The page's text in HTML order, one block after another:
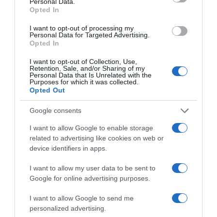
Opted In
I want to opt-out of processing my
Personal Data for Targeted Advertising.
Opted In
I want to opt-out of Collection, Use,
Retention, Sale, and/or Sharing of my
Personal Data that Is Unrelated with the
Purposes for which it was collected.
Opted Out
Google consents
I want to allow Google to enable storage
related to advertising like cookies on web or
device identifiers in apps.
I want to allow my user data to be sent to
Google for online advertising purposes.
I want to allow Google to send me
personalized advertising.
elismerten jó stresszoldó edzésnek számít.
reggel, amikor a természet ébredezik, az egész futópálya
csak a tied – alig találkozol emberekkel, így magadban
körülmények pedig valósággal vonzzák a pozitív
gondolatokat.
Reggeli futás kezdőknek – hogyan hangolódj rá az új
rutinodra?
edzésformánál, a reggeli futás esetében is fokozatosan
alakítsd ki a rutinod. Az első néhány napokban tégy nagy
sétákat, majd kocogj, s aztán fokozatosan kezdj el
A készülődést ne hagyd a reggeli órákra, már este
Ne feledkezz el a bemelegítésről sem! Szánj minimálisan
10-15 percet a bemelegítő gyakorlatokra.